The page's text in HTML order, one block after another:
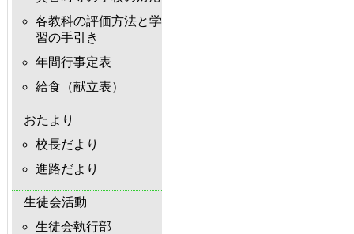
各教科の評価方法と学
習の手引き
年間行事定表
給食（献立表）
おたより
校長だより
進路だより
生徒会活動
生徒会執行部